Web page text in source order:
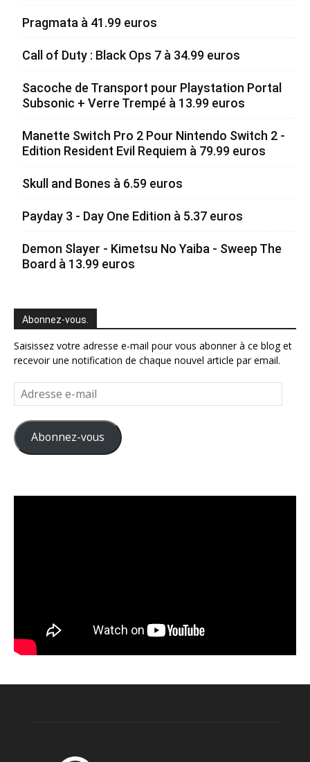
Pragmata à 41.99 euros
Call of Duty : Black Ops 7 à 34.99 euros
Sacoche de Transport pour Playstation Portal
Subsonic + Verre Trempé à 13.99 euros
Manette Switch Pro 2 Pour Nintendo Switch 2 -
Edition Resident Evil Requiem à 79.99 euros
Skull and Bones à 6.59 euros
Payday 3 - Day One Edition à 5.37 euros
Demon Slayer - Kimetsu No Yaiba - Sweep The
Board à 13.99 euros
Abonnez-vous.
Saisissez votre adresse e-mail pour vous abonner à ce blog et
recevoir une notification de chaque nouvel article par email.
Adresse
e-
mail
Abonnez-vous